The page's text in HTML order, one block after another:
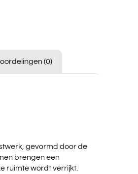
(0)
gevormd door de
brengen een
ruimte wordt verrijkt.